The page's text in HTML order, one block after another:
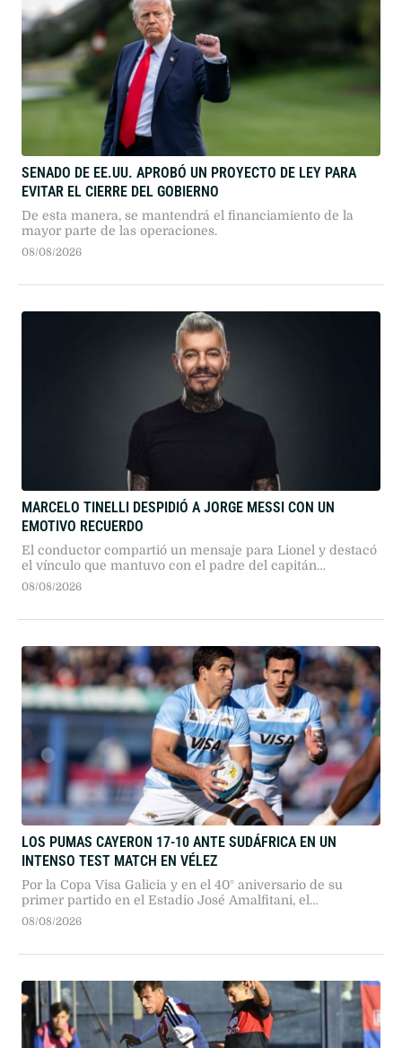
SENADO DE EE.UU. APROBÓ UN PROYECTO DE LEY PARA
EVITAR EL CIERRE DEL GOBIERNO
De esta manera, se mantendrá el financiamiento de la
mayor parte de las operaciones.
08/08/2026
MARCELO TINELLI DESPIDIÓ A JORGE MESSI CON UN
EMOTIVO RECUERDO
El conductor compartió un mensaje para Lionel y destacó
el vínculo que mantuvo con el padre del capitán
argentino.
08/08/2026
LOS PUMAS CAYERON 17-10 ANTE SUDÁFRICA EN UN
INTENSO TEST MATCH EN VÉLEZ
Por la Copa Visa Galicia y en el 40° aniversario de su
primer partido en el Estadio José Amalfitani, el
seleccionado argentino dio pelea ante los bicampeones
08/08/2026